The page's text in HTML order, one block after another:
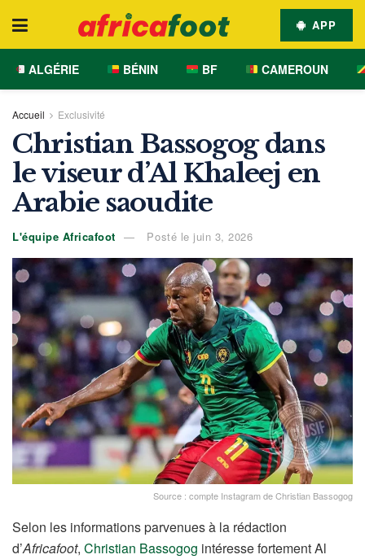
APP
ALGÉRIE BÉNIN BF CAMEROUN
Accueil Exclusivité
Christian Bassogog dans
le viseur d’Al Khaleej en
Arabie saoudite
L'équipe Africafoot Posté le juin 3, 2026
Source : compte Instagram de Christian Bassogog
Selon les informations parvenues à la rédaction
d’Africafoot, Christian Bassogog intéresse fortement Al